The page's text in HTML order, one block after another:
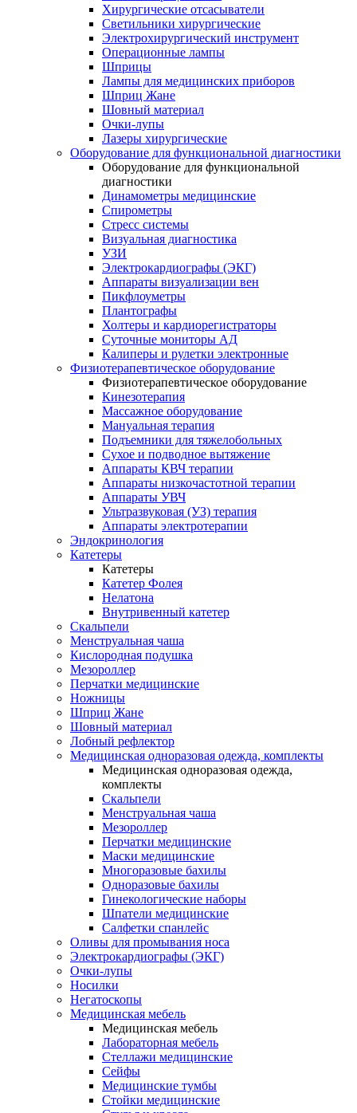
Хирургические отсасыватели
Светильники хирургические
Электрохирургический инструмент
Операционные лампы
Шприцы
Лампы для медицинских приборов
Шприц Жане
Шовный материал
Очки-лупы
Лазеры хирургические
Оборудование для функциональной диагностики
Оборудование для функциональной
диагностики
Динамометры медицинские
Спирометры
Стресс системы
Визуальная диагностика
УЗИ
Электрокардиографы (ЭКГ)
Аппараты визуализации вен
Пикфлоуметры
Плантографы
Холтеры и кардиорегистраторы
Суточные мониторы АД
Калиперы и рулетки электронные
Физиотерапевтическое оборудование
Физиотерапевтическое оборудование
Кинезотерапия
Массажное оборудование
Мануальная терапия
Подъемники для тяжелобольных
Сухое и подводное вытяжение
Аппараты КВЧ терапии
Аппараты низкочастотной терапии
Аппараты УВЧ
Ультразвуковая (УЗ) терапия
Аппараты электротерапии
Эндокринология
Катетеры
Катетеры
Катетер Фолея
Нелатона
Внутривенный катетер
Скальпели
Менструальная чаша
Кислородная подушка
Мезороллер
Перчатки медицинские
Ножницы
Шприц Жане
Шовный материал
Лобный рефлектор
Медицинская одноразовая одежда, комплекты
Медицинская одноразовая одежда,
комплекты
Скальпели
Менструальная чаша
Мезороллер
Перчатки медицинские
Маски медицинские
Многоразовые бахилы
Одноразовые бахилы
Гинекологические наборы
Шпатели медицинские
Салфетки спанлейс
Оливы для промывания носа
Электрокардиографы (ЭКГ)
Очки-лупы
Носилки
Негатоскопы
Медицинская мебель
Медицинская мебель
Лабораторная мебель
Стеллажи медицинские
Сейфы
Медицинские тумбы
Стойки медицинские